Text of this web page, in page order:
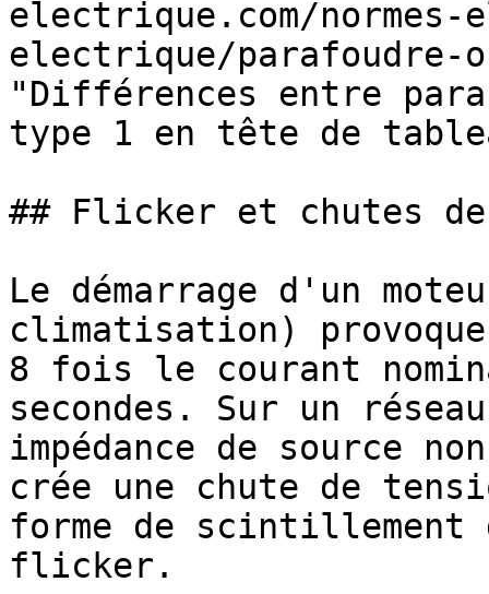
electrique.com/
electrique/parafoudre-
"Différences entre
type 1 en tête de
## Flicker et chutes
Le démarrage d'un
climatisation)
8 fois le courant
secondes. Sur un
impédance de source
crée une chute de
forme de scintillement
flicker.